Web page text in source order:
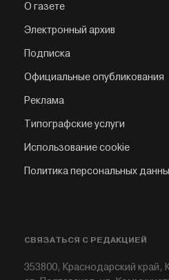
О газете
Электронный архив
Подписка
Официальные опубликования
Реклама
Типографские услуги
Использование cookie
Политика персональных
СВЯЗАТЬСЯ С РЕДАКЦИЕЙ
353800, Краснодарский край,